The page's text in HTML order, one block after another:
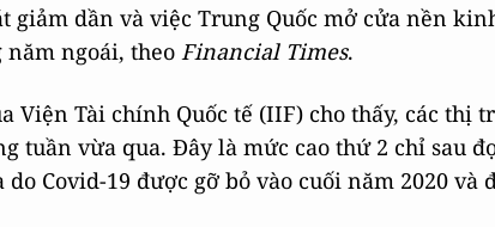
giảm dần và việc Trung Quốc mở cửa nền
ngoái, theo Financial Times.
Viện Tài chính Quốc tế (IIF) cho thấy, các thị
tuần vừa qua. Đây là mức cao thứ 2 chỉ sau
Covid-19 được gỡ bỏ vào cuối năm 2020 và